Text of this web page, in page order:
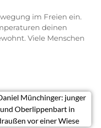
im Freien ein.
deinen
Viele Menschen